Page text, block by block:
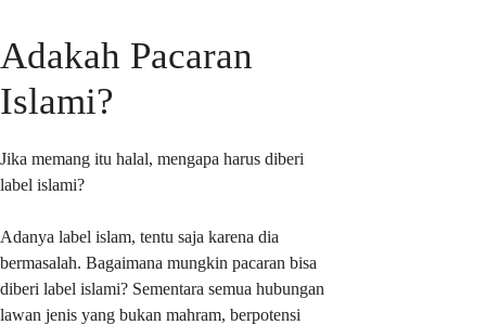
Adakah Pacaran
Islami?
Jika memang itu halal, mengapa harus diberi
label islami?
Adanya label islam, tentu saja karena dia
bermasalah. Bagaimana mungkin pacaran bisa
diberi label islami? Sementara semua hubungan
lawan jenis yang bukan mahram, berpotensi